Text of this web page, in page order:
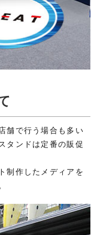
舗で行う場合も多い
タンドは定番の販促
制作したメディアを